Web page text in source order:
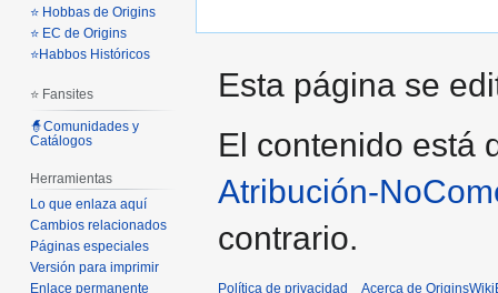
⭐ Hobbas de Origins
⭐ EC de Origins
⭐Habbos Históricos
⭐ Fansites
🧙Comunidades y
Catálogos
Herramientas
Lo que enlaza aquí
Cambios relacionados
Páginas especiales
Versión para imprimir
Enlace permanente
Esta página se
El contenido está
Atribución-
contrario.
Política de privacidad Acerca de